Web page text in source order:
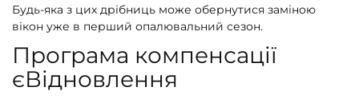
Будь-яка з цих дрібниць може обернутися заміною
вікон уже в перший опалювальний сезон.
Програма компенсації
єВідновлення